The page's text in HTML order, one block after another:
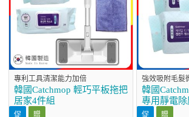
專利工具清潔能力加倍
韓國Catchmop 輕巧平板拖把
居家4件組
強效吸附毛髮
韓國
專用靜電